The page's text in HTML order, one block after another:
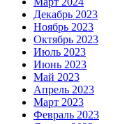
Декабрь 2023
Ноябрь 2023
Октябрь 2023
Июль 2023
Июнь 2023
Май 2023
Апрель 2023
Март 2023
Февраль 2023